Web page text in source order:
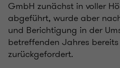
GmbH zunächst in voller
abgeführt, wurde aber
und Berichtigung in der
betreffenden Jahres
zurückgefordert.